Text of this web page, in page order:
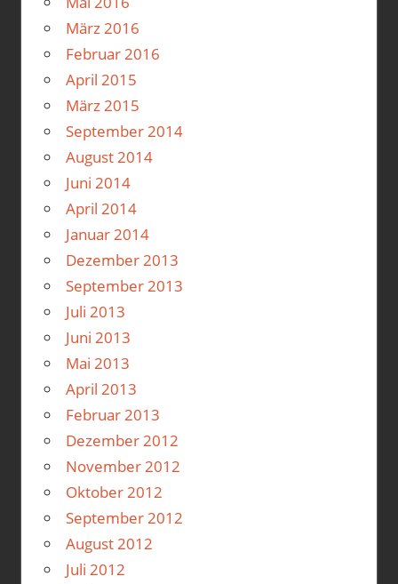
März 2016
Februar 2016
April 2015
März 2015
September 2014
August 2014
Juni 2014
April 2014
Januar 2014
Dezember 2013
September 2013
Juli 2013
Juni 2013
Mai 2013
April 2013
Februar 2013
Dezember 2012
November 2012
Oktober 2012
September 2012
August 2012
Juli 2012